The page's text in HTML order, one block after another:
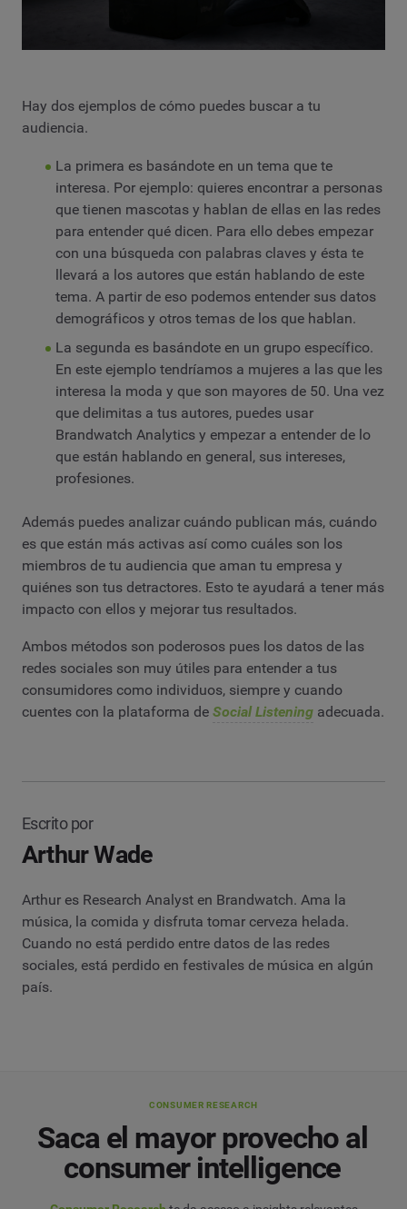
Hay dos ejemplos de cómo puedes buscar a tu
audiencia.
La primera es basándote en un tema que te
interesa. Por ejemplo: quieres encontrar a personas
que tienen mascotas y hablan de ellas en las redes
para entender qué dicen. Para ello debes empezar
con una búsqueda con palabras claves y ésta te
llevará a los autores que están hablando de este
tema. A partir de eso podemos entender sus datos
demográficos y otros temas de los que hablan.
La segunda es basándote en un grupo específico.
En este ejemplo tendríamos a mujeres a las que les
interesa la moda y que son mayores de 50. Una vez
que delimitas a tus autores, puedes usar
Brandwatch Analytics y empezar a entender de lo
que están hablando en general, sus intereses,
profesiones.
Además puedes analizar cuándo publican más, cuándo
es que están más activas así como cuáles son los
miembros de tu audiencia que aman tu empresa y
quiénes son tus detractores. Esto te ayudará a tener más
impacto con ellos y mejorar tus resultados.
Ambos métodos son poderosos pues los datos de las
redes sociales son muy útiles para entender a tus
consumidores como individuos, siempre y cuando
cuentes con la plataforma de Social Listening adecuada.
Escrito por
Arthur Wade
Arthur es Research Analyst en Brandwatch. Ama la
música, la comida y disfruta tomar cerveza helada.
Cuando no está perdido entre datos de las redes
sociales, está perdido en festivales de música en algún
país.
CONSUMER RESEARCH
Saca el mayor provecho al
consumer intelligence